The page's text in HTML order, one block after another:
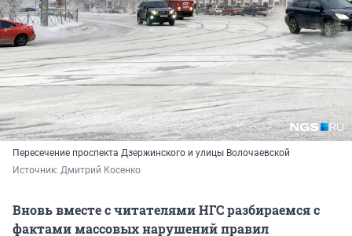
Пересечение проспекта Дзержинского и улицы Волочаевской
Источник: Дмитрий Косенко
Вновь вместе с читателями НГС разбираемся с
фактами массовых нарушений правил